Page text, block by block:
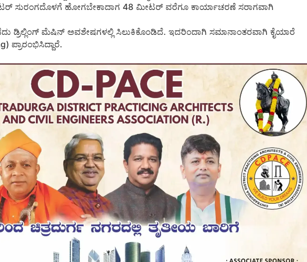
ಸುರಂಗದೊಳಗೆ ಹೋಗಬೇಕಾದಾಗ 48 ಮೀಟರ್ ವರೆಗೂ ಕಾರ್ಯಾಚರಣೆ ಸರಾಗವಾಗಿ
ಡ್ರಿಲ್ಲಿಂಗ್ ಮೆಷಿನ್ ಅವಶೇಷಗಳಲ್ಲಿ ಸಿಲುಕಿಕೊಂಡಿದೆ. ಇದರಿಂದಾಗಿ ಸಮಾನಾಂತರವಾಗಿ ಕೈಯಾರೆ
ಪ್ರಾರಂಭಿಸಿದ್ದಾರೆ.